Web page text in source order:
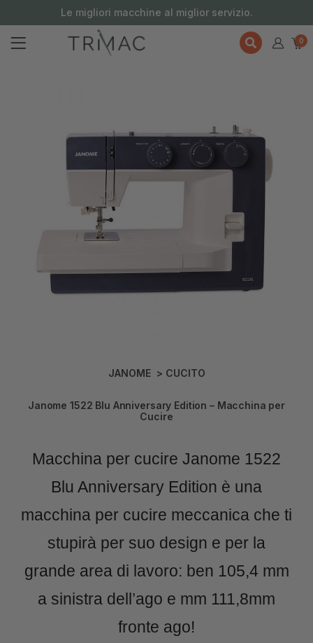
Le migliori macchine al miglior servizio.
0
JANOME > CUCITO
Janome 1522 Blu Anniversary Edition – Macchina per
Cucire
Macchina per cucire Janome 1522
Blu Anniversary Edition è una
macchina per cucire meccanica che ti
stupirà per suo design e per la
grande area di lavoro: ben 105,4 mm
a sinistra dell’ago e mm 111,8mm
fronte ago!